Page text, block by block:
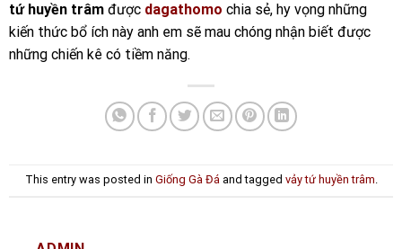
tứ huyền trâm được dagathomo chia sẻ, hy vọng những
kiến thức bổ ích này anh em sẽ mau chóng nhận biết được
những chiến kê có tiềm năng.
This entry was posted in Giống Gà Đáand tagged vảy tứ huyền trâm.